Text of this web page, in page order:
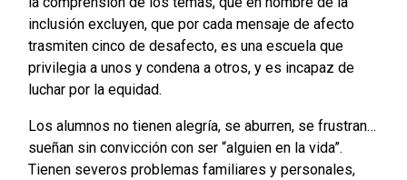
inclusión excluyen, que por cada mensaje de afecto
trasmiten cinco de desafecto, es una escuela que
privilegia a unos y condena a otros, y es incapaz de
luchar por la equidad.
Los alumnos no tienen alegría, se aburren, se frustran…
sueñan sin convicción con ser “alguien en la vida”.
Tienen severos problemas familiares y personales,